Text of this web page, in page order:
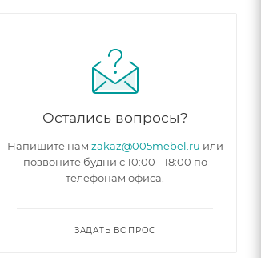
Остались вопросы?
Напишите нам zakaz@005mebel.ru или
позвоните будни с 10:00 - 18:00 по
телефонам офиса.
ЗАДАТЬ ВОПРОС